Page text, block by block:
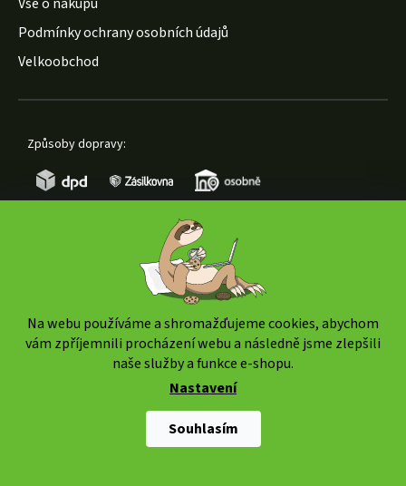
Na webu používáme a shromažďujeme cookies, abychom
vám zpříjemnili procházení webu a následně jsme zlepšili
naše služby a funkce e-shopu.
Nastavení
Souhlasím
Podmínky ochrany osobních údajů
Velkoobchod
Způsoby dopravy:
www.weedshop.cz
vyhrazena.
Upravit nastavení cookies